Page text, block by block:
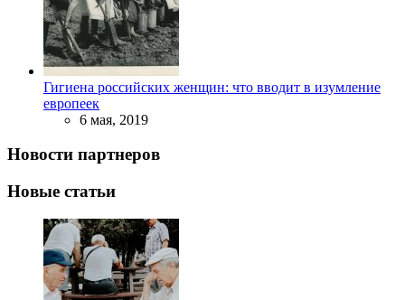
Гигиена российских женщин: что вводит в изумление
европеек
6 мая, 2019
Новости партнеров
Новые статьи